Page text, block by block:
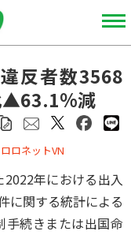
反者数3568
▲63.1％減
ロネットVN
年における出入
に関する統計による
手続きまたは出国命